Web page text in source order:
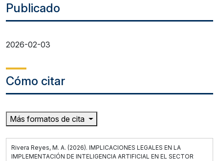
Publicado
2026-02-03
Cómo citar
Más formatos de cita
Rivera Reyes, M. A. (2026). IMPLICACIONES LEGALES EN LA
IMPLEMENTACIÓN DE INTELIGENCIA ARTIFICIAL EN EL SECTOR